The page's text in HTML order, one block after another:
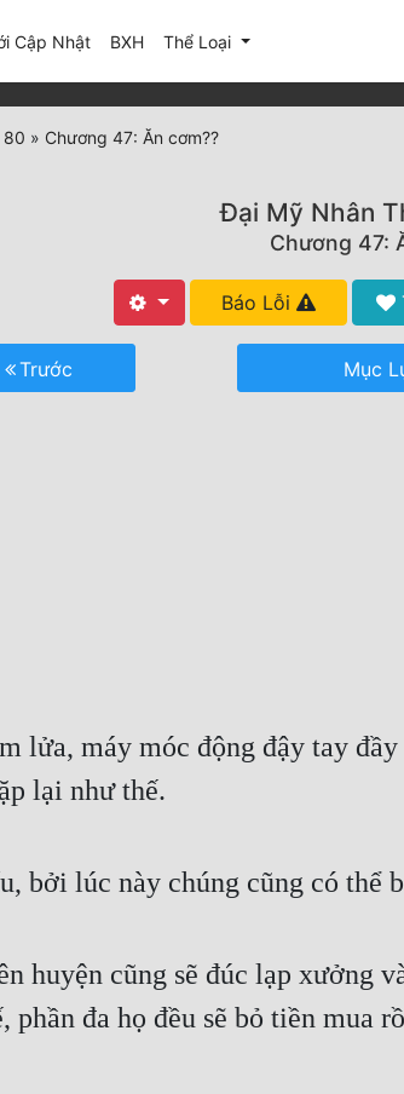
Cập Nhật(current)
BXH Thể Loại
80 » Chương 47: Ăn cơm??
Đại Mỹ Nhân
Chương 47:
Báo Lỗi
Trước Mục
lửa, máy móc động đậy tay
lại như thế.
bởi lúc này chúng cũng có thể
huyện cũng sẽ đúc lạp xưởng
phần đa họ đều sẽ bỏ tiền